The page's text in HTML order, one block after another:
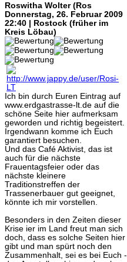
Roswitha Wolter (Ros
Donnerstag, 26. Februar 2009
22:40 | Rostock (früher im
Kreis Löbau)
Ich bin durch Euren Eintrag auf
www.erdgastrasse-lt.de auf die
schöne Seite hier aufmerksam
geworden und richtig begeistert.
Irgendwann komme ich Euch
garantiert besuchen.
Und das Café Aktivist, das ist
auch für die nächste
Frauentagsfeier oder das
nächste kleinere
Traditionstreffen der
Trassenerbauer gut geeignet,
könnte ich mir vorstellen.
Besonders in den Zeiten dieser
Krise ier im Land freut man sich
doch, dass es solche Seiten hier
gibt und man spürt noch den
Zusammenhalt, sei es bei Euch -